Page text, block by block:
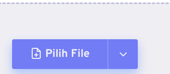
Pilih File